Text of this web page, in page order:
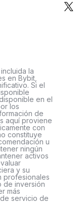
la
en Bybit,
Si el
en el
los
de
aquí proviene
con
constituye
u
ningún
activos
y su
profesionales
de inversión
más
servicio de